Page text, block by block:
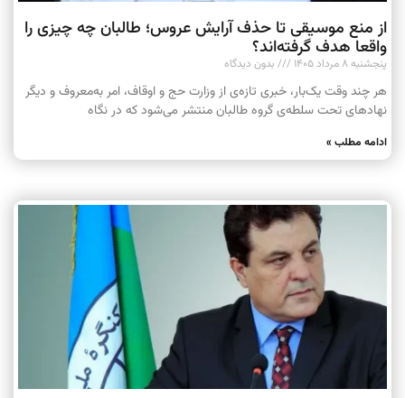
از منع موسیقی تا حذف آرایش عروس؛ طالبان چه چیزی را
واقعا هدف گرفته‌اند؟
پنجشنبه ۸ مرداد ۱۴۰۵ بدون دیدگاه
هر چند وقت یک‌بار، خبری تازه‌ی از وزارت حج و اوقاف، امر به‌معروف و دیگر
نهادهای تحت سلطه‌ی گروه طالبان منتشر می‌شود که در نگاه
ادامه مطلب »